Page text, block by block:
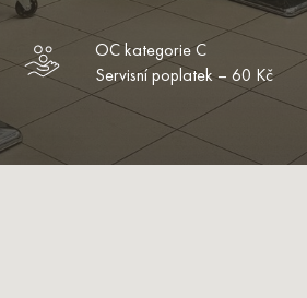
OC kategorie C
Servisní poplatek – 60 Kč